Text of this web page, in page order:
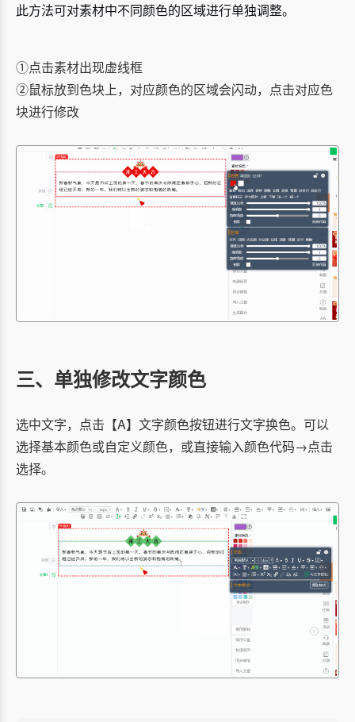
此方法可对素材中不同颜色的区域进行单独调整。
①点击素材出现虚线框
②鼠标放到色块上，对应颜色的区域会闪动，点击对应色
块进行修改
三、单独修改文字颜色
选中文字，点击【A】文字颜色按钮进行文字换色。可以
选择基本颜色或自定义颜色，或直接输入颜色代码→点击
选择。